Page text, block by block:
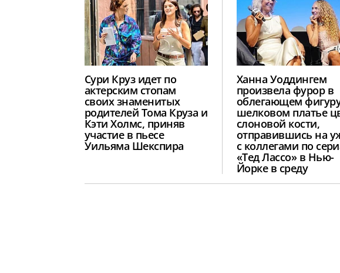
Сури Круз идет по
актерским стопам
своих знаменитых
родителей Тома Круза и
Кэти Холмс, приняв
участие в пьесе
Уильяма Шекспира
Ханна Уоддингем
произвела фурор в
облегающем
шелковом платье
слоновой кости,
отправившись на
с коллегами по
«Тед Лассо» в Нью-
Йорке в среду